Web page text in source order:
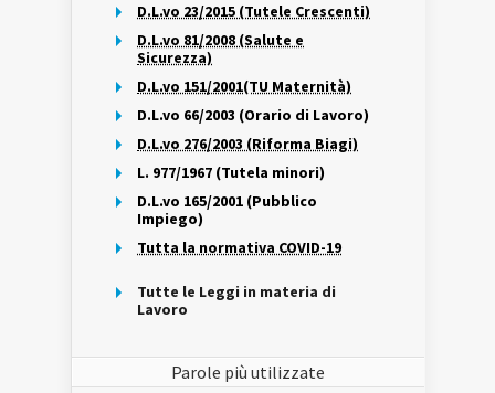
D.L.vo 23/2015 (Tutele Crescenti)
D.L.vo 81/2008 (Salute e
Sicurezza)
D.L.vo 151/2001(TU Maternità)
D.L.vo 66/2003 (Orario di Lavoro)
D.L.vo 276/2003 (Riforma Biagi)
L. 977/1967 (Tutela minori)
D.L.vo 165/2001 (Pubblico
Impiego)
Tutta la normativa COVID-19
Tutte le Leggi in materia di
Lavoro
Parole più utilizzate